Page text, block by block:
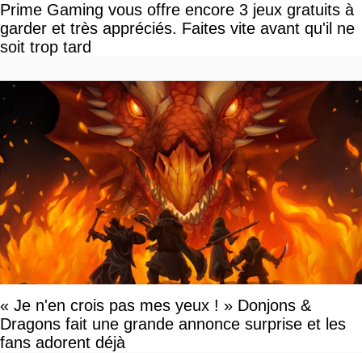
Prime Gaming vous offre encore 3 jeux gratuits à
garder et très appréciés. Faites vite avant qu'il ne
soit trop tard
« Je n'en crois pas mes yeux ! » Donjons &
Dragons fait une grande annonce surprise et les
fans adorent déjà